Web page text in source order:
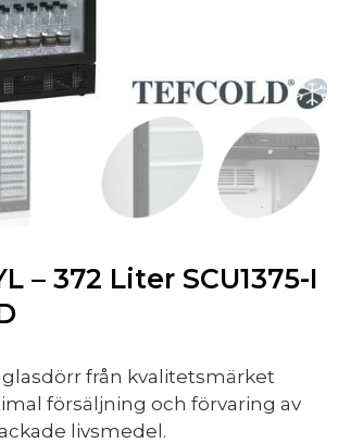
– 372 Liter SCU1375-I
från kvalitetsmärket
försäljning och förvaring av
livsmedel.